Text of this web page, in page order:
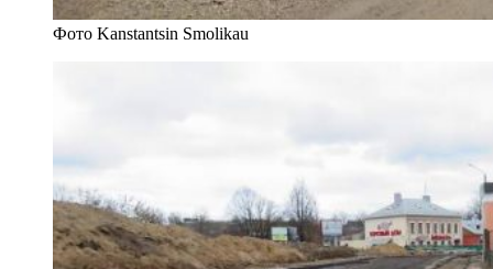
Фото Kanstantsin Smolikau